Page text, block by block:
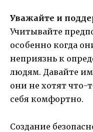
Уважайте и
Учитывайте
особенно когда
неприязнь к
людям. Давайте им
они не хотят что-
себя комфортно.
Создание